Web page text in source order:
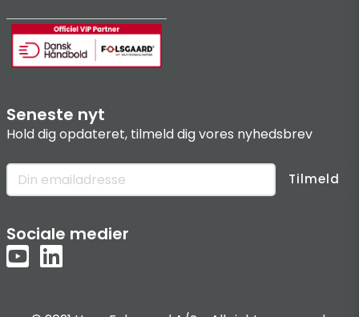
Seneste nyt
Hold dig opdateret, tilmeld dig vores nyhedsbrev
Tilmeld
Sociale medier